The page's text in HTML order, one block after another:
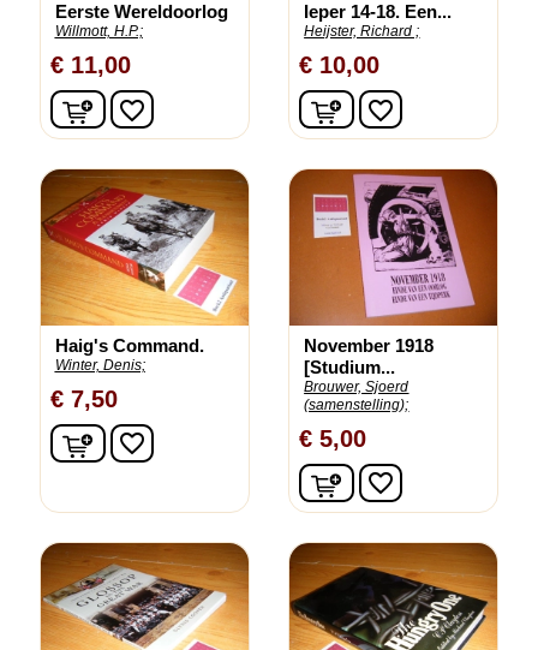
Eerste Wereldoorlog
Willmott, H.P.;
€ 11,00
In winkelwagen
favorite_border
Ieper 14-18. Een...
Heijster, Richard ;
€ 10,00
In winkelwagen
favorite_border
Haig's Command.
Winter, Denis;
€ 7,50
In winkelwagen
favorite_border
November 1918
[Studium...
Brouwer, Sjoerd
(samenstelling);
€ 5,00
In winkelwagen
favorite_border